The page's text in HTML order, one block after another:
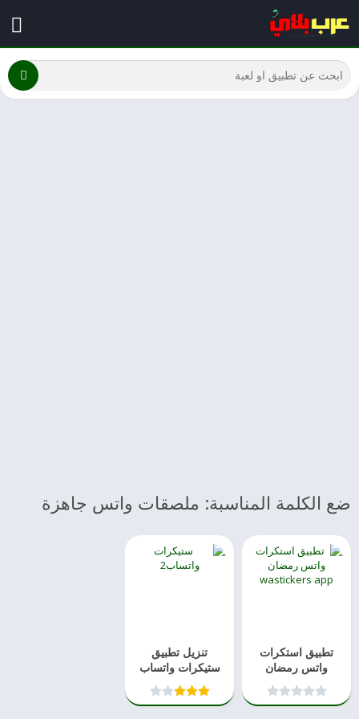
ضع الكلمة المناسبة: ملصقات واتس جاهزة
تطبيق استكرات
واتس رمضان
wasticker احدث
نسخه
تنزيل تطبيق
ستيكرات واتساب
جاهزة احدث نسخه